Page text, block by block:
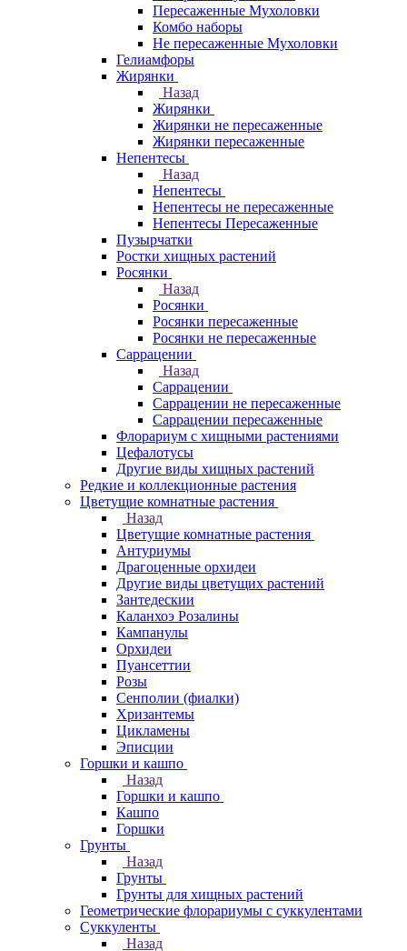
Пересаженные Мухоловки
Комбо наборы
Не пересаженные Мухоловки
Гелиамфоры
Жирянки
Назад
Жирянки
Жирянки не пересаженные
Жирянки пересаженные
Непентесы
Назад
Непентесы
Непентесы не пересаженные
Непентесы Пересаженные
Пузырчатки
Ростки хищных растений
Росянки
Назад
Росянки
Росянки пересаженные
Росянки не пересаженные
Саррацении
Назад
Саррацении
Саррацении не пересаженные
Саррацении пересаженные
Флорариум с хищными растениями
Цефалотусы
Другие виды хищных растений
Редкие и коллекционные растения
Цветущие комнатные растения
Назад
Цветущие комнатные растения
Антуриумы
Драгоценные орхидеи
Другие виды цветущих растений
Зантедескии
Каланхоэ Розалины
Кампанулы
Орхидеи
Пуансеттии
Розы
Сенполии (фиалки)
Хризантемы
Цикламены
Эписции
Горшки и кашпо
Назад
Горшки и кашпо
Кашпо
Горшки
Грунты
Назад
Грунты
Грунты для хищных растений
Геометрические флорариумы с суккулентами
Суккуленты
Назад